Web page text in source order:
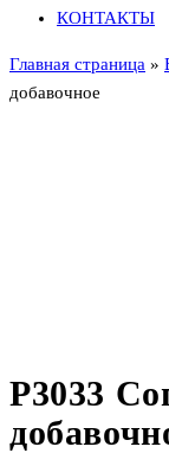
КОНТАКТЫ
Главная страница »
добавочное
Р3033